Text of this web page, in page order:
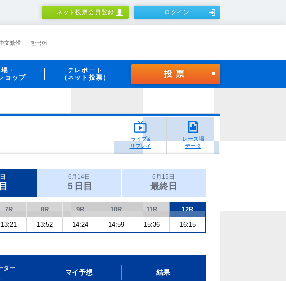
ネット投票会員登録 ログイン
文繁體 한국어
・
ョップ
テレボート
（ネット投票）
投票
ライブ&
リプレイ
レース場
データ
6月14日
５日目
6月15日
最終日
7R 8R 9R 10R 11R 12R
13:21 13:52 14:24 14:59 15:36 16:15
ター
マイ予想 結果